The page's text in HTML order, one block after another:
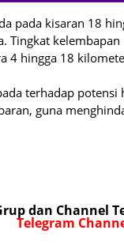
pada kisaran 18
Tingkat
4 hingga 18
terhadap potensi
guna
dan Channel
Telegram